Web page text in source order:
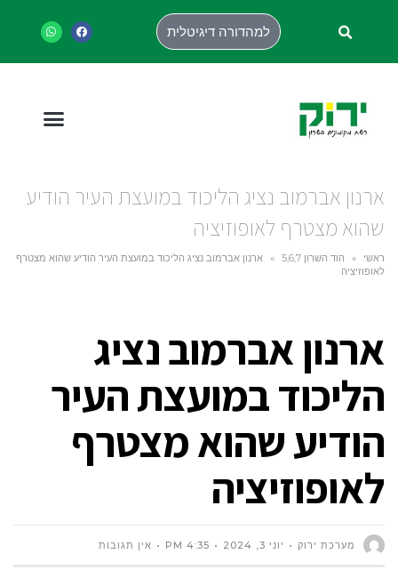
למהדורה דיגיטלית
ארנון אברמוב נציג הליכוד במועצת העיר הודיע
שהוא מצטרף לאופוזיציה
ראשי » הוד השרון 5,6,7 »
ארנון אברמוב נציג הליכוד במועצת העיר הודיע שהוא מצטרף
לאופוזיציה
ארנון אברמוב נציג
הליכוד במועצת העיר
הודיע שהוא מצטרף
לאופוזיציה
מערכת ירוק יוני 3, 2024 4:35 PM אין תגובות